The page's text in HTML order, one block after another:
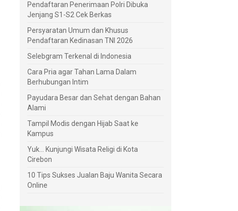
Pendaftaran Penerimaan Polri Dibuka
Jenjang S1-S2 Cek Berkas
Persyaratan Umum dan Khusus
Pendaftaran Kedinasan TNI 2026
Selebgram Terkenal di Indonesia
Cara Pria agar Tahan Lama Dalam
Berhubungan Intim
Payudara Besar dan Sehat dengan Bahan
Alami
Tampil Modis dengan Hijab Saat ke
Kampus
Yuk... Kunjungi Wisata Religi di Kota
Cirebon
10 Tips Sukses Jualan Baju Wanita Secara
Online